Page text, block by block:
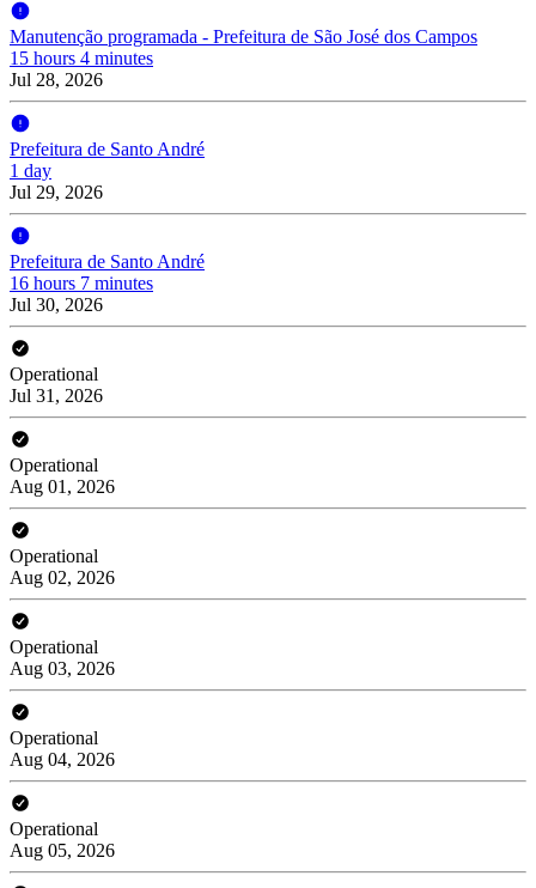
Manutenção programada - Prefeitura de São José dos Campos
15 hours 4 minutes
Jul 28, 2026
Prefeitura de Santo André
1 day
Jul 29, 2026
Prefeitura de Santo André
16 hours 7 minutes
Jul 30, 2026
Operational
Jul 31, 2026
Operational
Aug 01, 2026
Operational
Aug 02, 2026
Operational
Aug 03, 2026
Operational
Aug 04, 2026
Operational
Aug 05, 2026